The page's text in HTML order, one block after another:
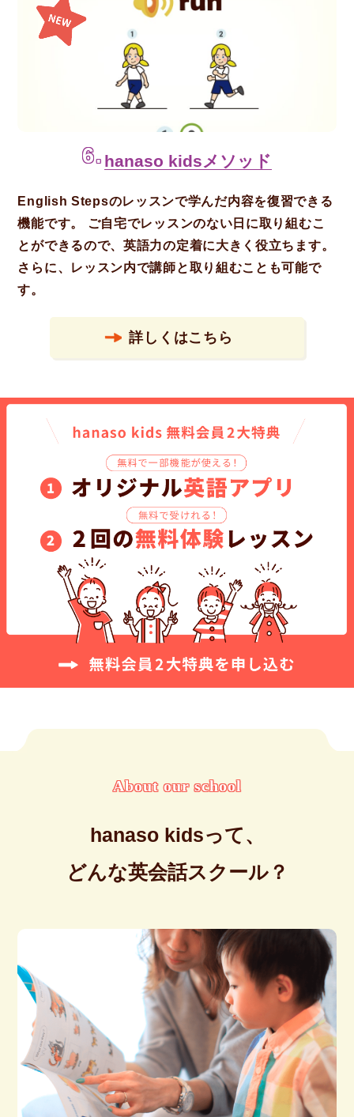
6. hanaso kidsメソッド
English Stepsのレッスンで学んだ内容を復習できる
機能です。 ご自宅でレッスンのない日に取り組むこ
とができるので、英語力の定着に大きく役立ちます。
さらに、レッスン内で講師と取り組むことも可能で
す。
詳しくはこちら
About our school
hanaso kidsって、
どんな英会話スクール？